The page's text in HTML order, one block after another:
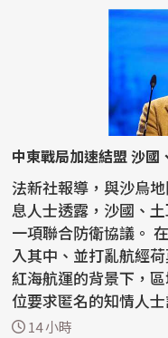
中東戰
法新社報導，與沙烏
息人士透露，沙國、
一項聯合防衛協議。 在美國與伊朗交戰將波斯灣國家捲
入其中、並打亂航經
紅海航運的背景下，區
位要求匿名的知情人
但...14 小時